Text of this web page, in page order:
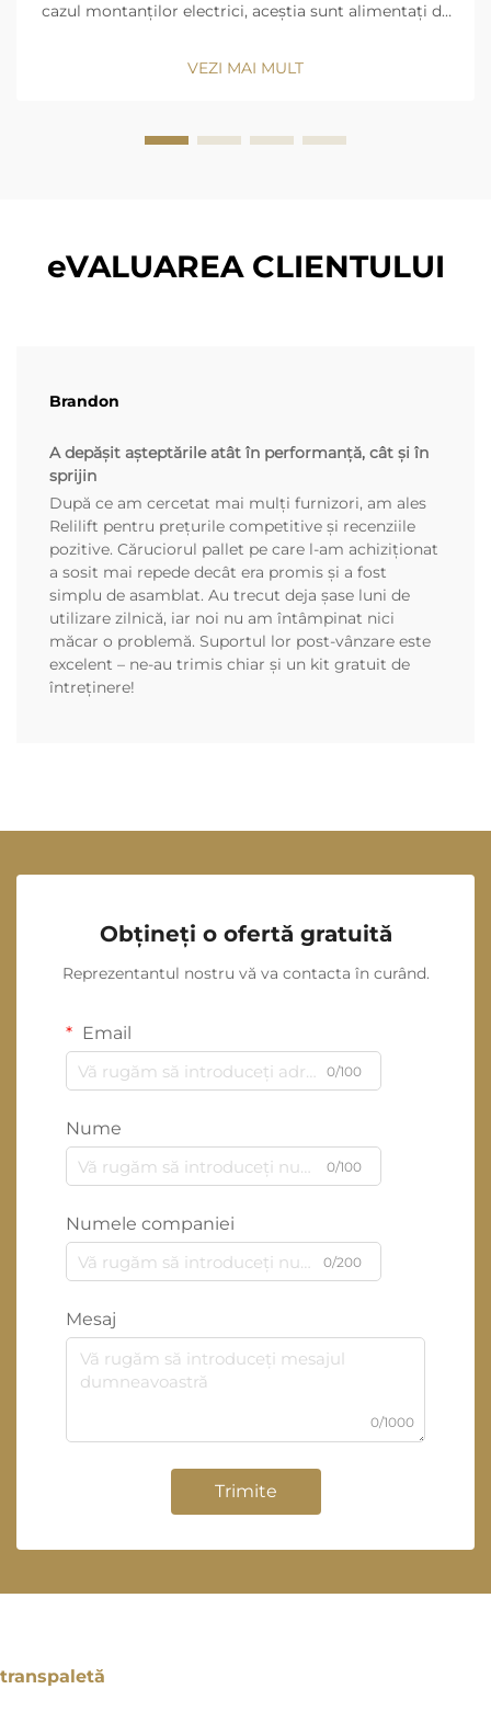
cazul montanților electrici, aceștia sunt alimentați de
echipați cu motor cu ardere internă (ICE) utilizează
VEZI MAI MULT
eVALUAREA CLIENTULUI
Brandon
A depășit așteptările atât în performanță, cât și în
sprijin
După ce am cercetat mai mulți furnizori, am ales
Relilift pentru prețurile competitive și recenziile
pozitive. Căruciorul pallet pe care l-am achiziționat
a sosit mai repede decât era promis și a fost
simplu de asamblat. Au trecut deja șase luni de
utilizare zilnică, iar noi nu am întâmpinat nici
măcar o problemă. Suportul lor post-vânzare este
excelent – ne-au trimis chiar și un kit gratuit de
întreținere!
Obțineți o ofertă gratuită
Reprezentantul nostru vă va contacta în curând.
Email
0/100
Nume
0/100
Numele companiei
0/200
Mesaj
0/1000
Trimite
transpaletă